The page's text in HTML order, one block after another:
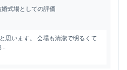
婚式場としての評価
思います。 会場も清潔で明るくて